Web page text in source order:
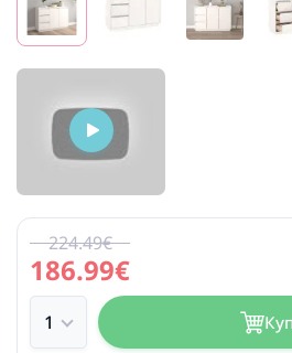
186.99€
224.49€